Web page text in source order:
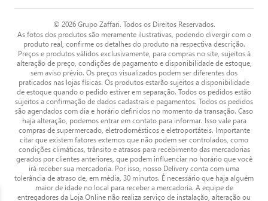
© 2026 Grupo Zaffari. Todos os Direitos Reservados.
As fotos dos produtos são meramente ilustrativas, podendo divergir com o
produto real, confirme os detalhes do produto na respectiva descrição.
Preços e produtos válidos exclusivamente, para compras no site, sujeitos à
alteração de preço, condições de pagamento e disponibilidade de estoque,
sem aviso prévio. Os preços visualizados podem ser diferentes dos
praticados nas lojas físicas. Os produtos estarão sujeitos a disponibilidade
de estoque quando o pedido estiver em separação. Todos os pedidos estão
sujeitos a confirmação de dados cadastrais e pagamentos. Todos os pedidos
são agendados com dia e horário definidos no momento da transação. Caso
haja alteração, podemos entrar em contato para informar. Isso vale para
compras de supermercado, eletrodomésticos e eletroportáteis. Importante
citar que existem fatores externos que não podem ser controlados, como
condições climáticas, trânsito e atrasos para recebimento das mercadorias
gerados por clientes anteriores, que podem influenciar no horário que você
irá receber sua mercadoria. Por isso, nosso Delivery conta com uma
tolerância de atraso de, em média, 30 minutos. É necessário que haja alguém
maior de idade no local para receber a mercadoria. A equipe de
entregadores da Loja Online não realiza serviço de instalação, alteração ou